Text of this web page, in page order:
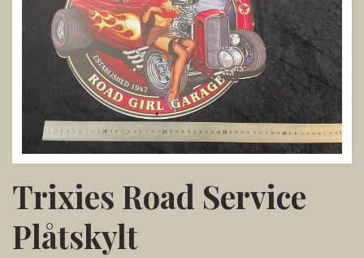
Trixies Road Service
Plåtskylt